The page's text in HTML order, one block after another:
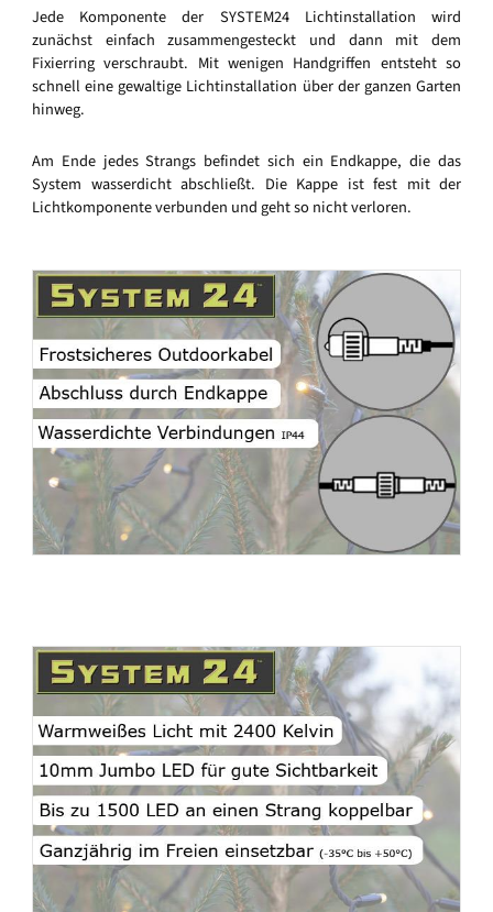
Jede Komponente der SYSTEM24 Lichtinstallation wird
zunächst einfach zusammengesteckt und dann mit dem
Fixierring verschraubt. Mit wenigen Handgriffen entsteht so
schnell eine gewaltige Lichtinstallation über der ganzen Garten
hinweg.
Am Ende jedes Strangs befindet sich ein Endkappe, die das
System wasserdicht abschließt. Die Kappe ist fest mit der
Lichtkomponente verbunden und geht so nicht verloren.